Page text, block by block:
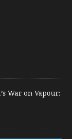
War on Vapour: